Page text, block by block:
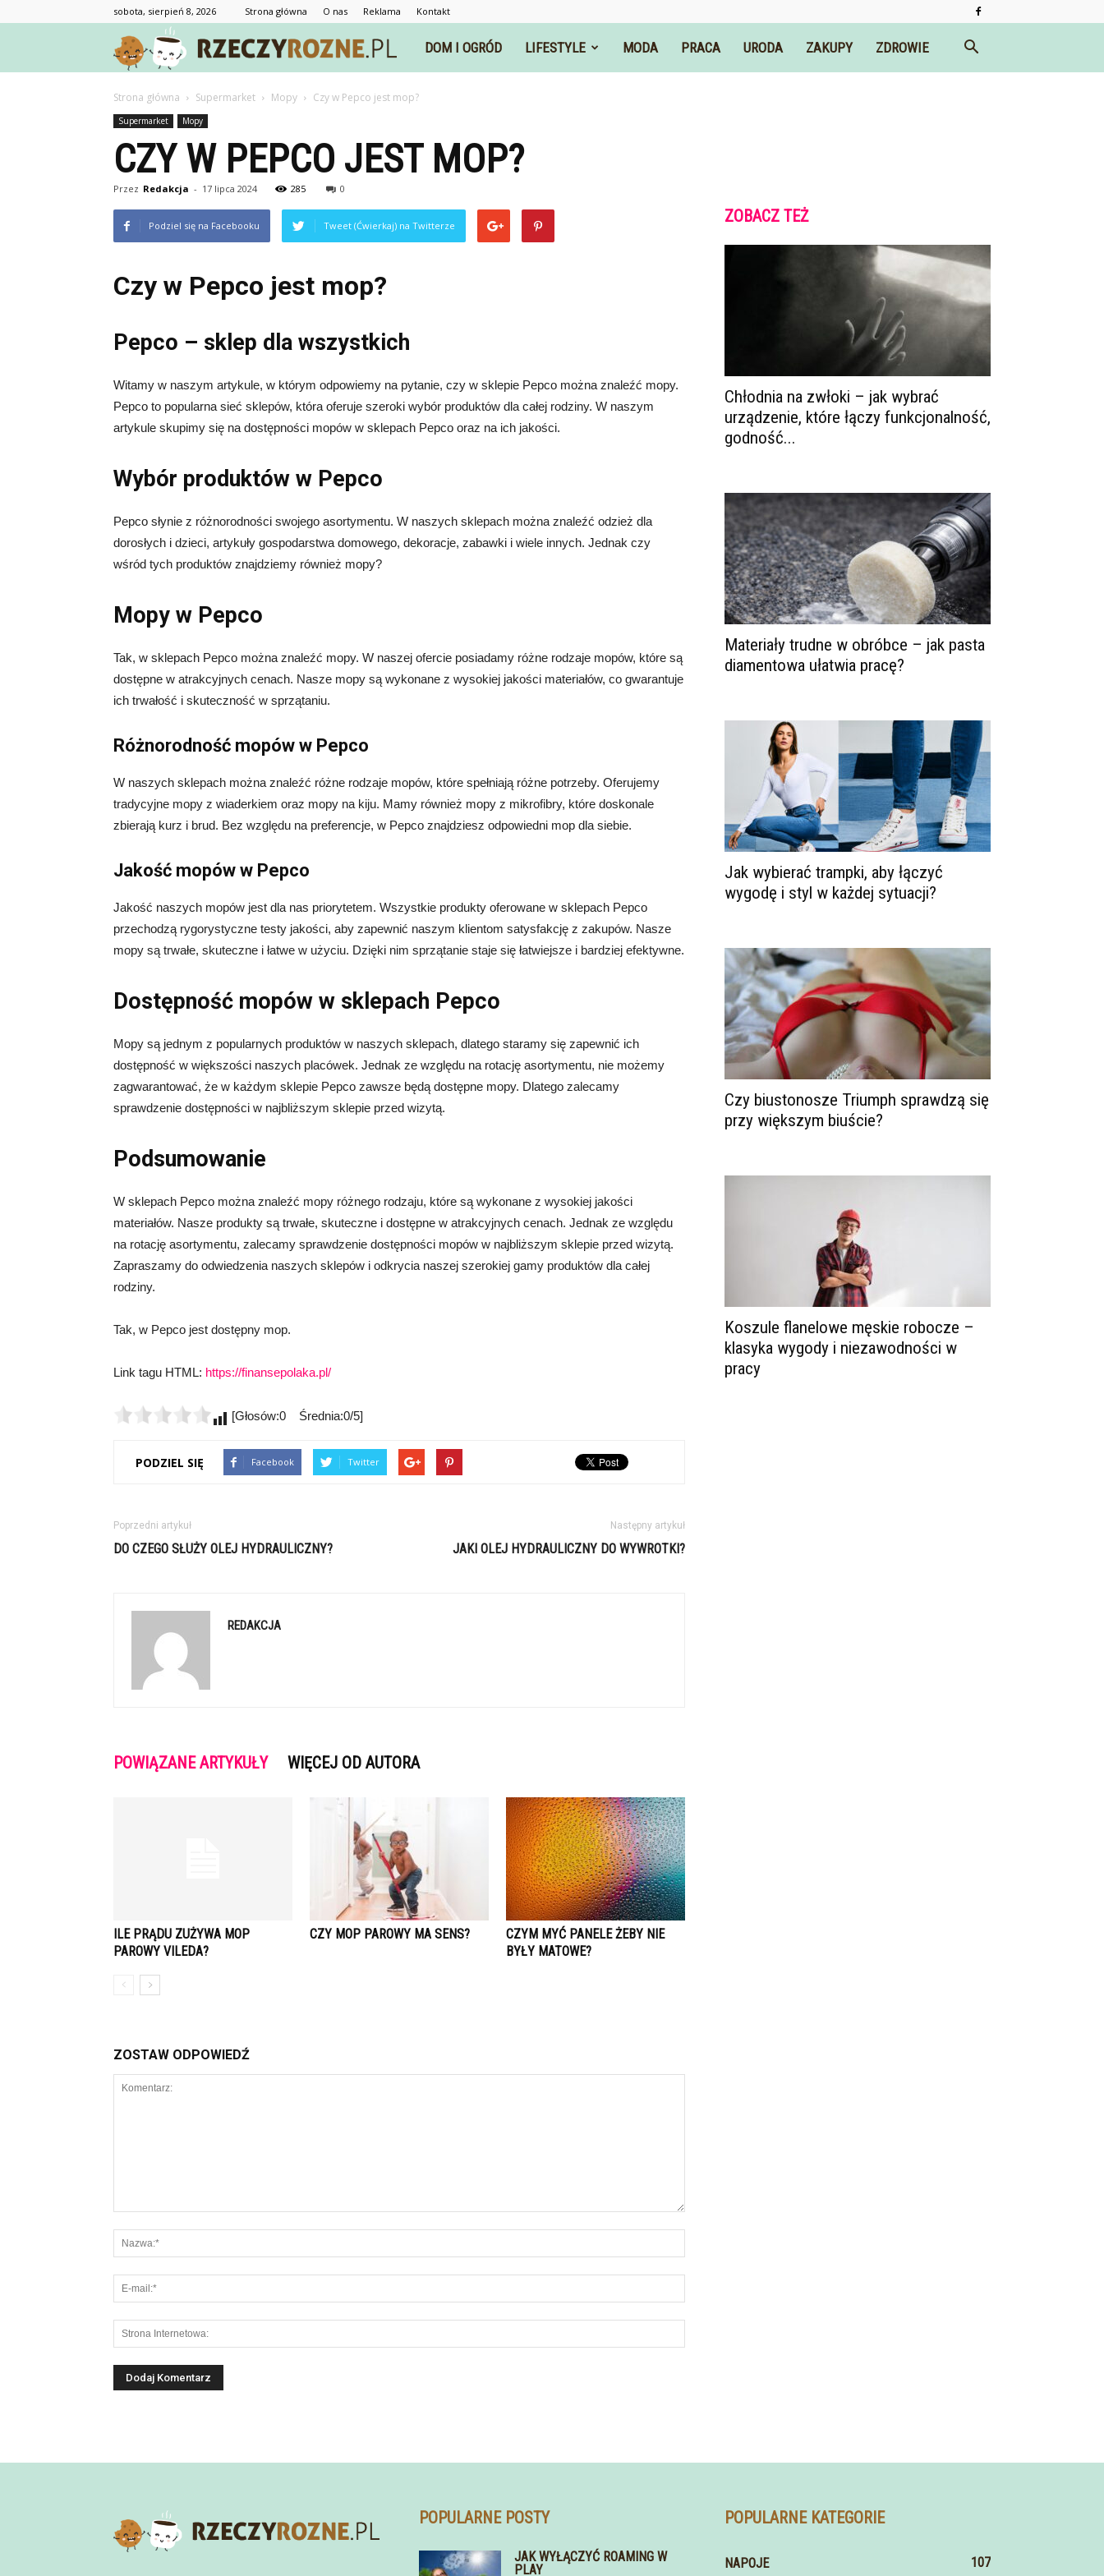
sobota, sierpień 8, 2026 Strona główna O nas Reklama Kontakt
rzeczyrozne.pl
DOM I OGRÓD LIFESTYLE MODA PRACA URODA ZAKUPY ZDROWIE
Strona główna Supermarket Mopy Czy w Pepco jest mop?
Supermarket Mopy
CZY W PEPCO JEST MOP?
Przez Redakcja - 17 lipca 2024 285 0
Podziel się na Facebooku Tweet (Ćwierkaj) na Twitterze
Czy w Pepco jest mop?
Pepco – sklep dla wszystkich
Witamy w naszym artykule, w którym odpowiemy na pytanie, czy w sklepie Pepco można znaleźć mopy.
Pepco to popularna sieć sklepów, która oferuje szeroki wybór produktów dla całej rodziny. W naszym
artykule skupimy się na dostępności mopów w sklepach Pepco oraz na ich jakości.
Wybór produktów w Pepco
Pepco słynie z różnorodności swojego asortymentu. W naszych sklepach można znaleźć odzież dla
dorosłych i dzieci, artykuły gospodarstwa domowego, dekoracje, zabawki i wiele innych. Jednak czy
wśród tych produktów znajdziemy również mopy?
Mopy w Pepco
Tak, w sklepach Pepco można znaleźć mopy. W naszej ofercie posiadamy różne rodzaje mopów, które są
dostępne w atrakcyjnych cenach. Nasze mopy są wykonane z wysokiej jakości materiałów, co gwarantuje
ich trwałość i skuteczność w sprzątaniu.
Różnorodność mopów w Pepco
W naszych sklepach można znaleźć różne rodzaje mopów, które spełniają różne potrzeby. Oferujemy
tradycyjne mopy z wiaderkiem oraz mopy na kiju. Mamy również mopy z mikrofibry, które doskonale
zbierają kurz i brud. Bez względu na preferencje, w Pepco znajdziesz odpowiedni mop dla siebie.
Jakość mopów w Pepco
Jakość naszych mopów jest dla nas priorytetem. Wszystkie produkty oferowane w sklepach Pepco
przechodzą rygorystyczne testy jakości, aby zapewnić naszym klientom satysfakcję z zakupów. Nasze
mopy są trwałe, skuteczne i łatwe w użyciu. Dzięki nim sprzątanie staje się łatwiejsze i bardziej efektywne.
Dostępność mopów w sklepach Pepco
Mopy są jednym z popularnych produktów w naszych sklepach, dlatego staramy się zapewnić ich
dostępność w większości naszych placówek. Jednak ze względu na rotację asortymentu, nie możemy
zagwarantować, że w każdym sklepie Pepco zawsze będą dostępne mopy. Dlatego zalecamy
sprawdzenie dostępności w najbliższym sklepie przed wizytą.
Podsumowanie
W sklepach Pepco można znaleźć mopy różnego rodzaju, które są wykonane z wysokiej jakości
materiałów. Nasze produkty są trwałe, skuteczne i dostępne w atrakcyjnych cenach. Jednak ze względu
na rotację asortymentu, zalecamy sprawdzenie dostępności mopów w najbliższym sklepie przed wizytą.
Zapraszamy do odwiedzenia naszych sklepów i odkrycia naszej szerokiej gamy produktów dla całej
rodziny.
Tak, w Pepco jest dostępny mop.
Link tagu HTML: https://finansepolaka.pl/
[Głosów:0 Średnia:0/5]
PODZIEL SIĘ Facebook Twitter
Poprzedni artykuł
DO CZEGO SŁUŻY OLEJ HYDRAULICZNY?
Następny artykuł
JAKI OLEJ HYDRAULICZNY DO WYWROTKI?
REDAKCJA
POWIĄZANE ARTYKUŁY WIĘCEJ OD AUTORA
ILE PRĄDU ZUŻYWA MOP
PAROWY VILEDA?
CZY MOP PAROWY MA SENS?
CZYM MYĆ PANELE ŻEBY NIE
BYŁY MATOWE?
ZOSTAW ODPOWIEDŹ
ZOBACZ TEŻ
Chłodnia na zwłoki – jak wybrać
urządzenie, które łączy funkcjonalność,
godność...
Materiały trudne w obróbce – jak pasta
diamentowa ułatwia pracę?
Jak wybierać trampki, aby łączyć
wygodę i styl w każdej sytuacji?
Czy biustonosze Triumph sprawdzą się
przy większym biuście?
Koszule flanelowe męskie robocze –
klasyka wygody i niezawodności w
pracy
POPULARNE POSTY
JAK WYŁĄCZYĆ ROAMING W
PLAY
POPULARNE KATEGORIE
NAPOJE 107